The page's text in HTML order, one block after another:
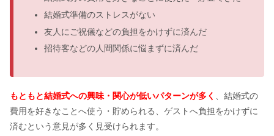
結婚式準備のストレスがない
友人にご祝儀などの負担をかけずに済んだ
招待客などの人間関係に悩まずに済んだ
もともと結婚式への興味・関心が低いパターンが多く 、結婚式の
費用を好きなことへ使う・貯められる、ゲストへ負担をかけずに
済むという意見が多く見受けられます。